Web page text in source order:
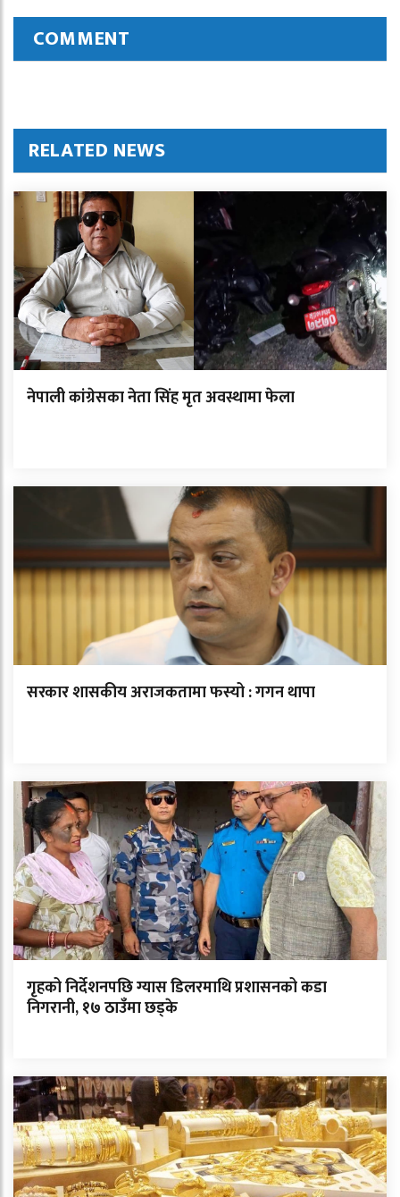
COMMENT
RELATED NEWS
नेपाली कांग्रेसका नेता सिंह मृत अवस्थामा फेला
सरकार शासकीय अराजकतामा फस्यो : गगन थापा
गृहको निर्देशनपछि ग्यास डिलरमाथि प्रशासनको कडा
निगरानी, १७ ठाउँमा छड्के